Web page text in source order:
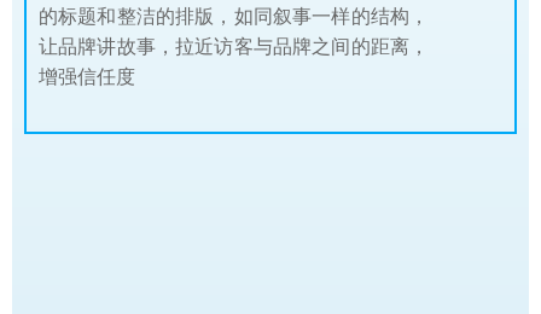
的标题和整洁的排版，如同叙事一样的结构，
让品牌讲故事，拉近访客与品牌之间的距离，
增强信任度